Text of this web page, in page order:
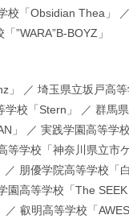
校「Obsidian Thea」
”WARA”B-BOYZ」
」 ／ 埼玉県立坂戸高
学校「Stern」 ／ 群馬
」 ／ 実践学園高等学
等学校「神奈川県立
朋優学院高等学校「
園高等学校「The SEEK
叡明高等学校「